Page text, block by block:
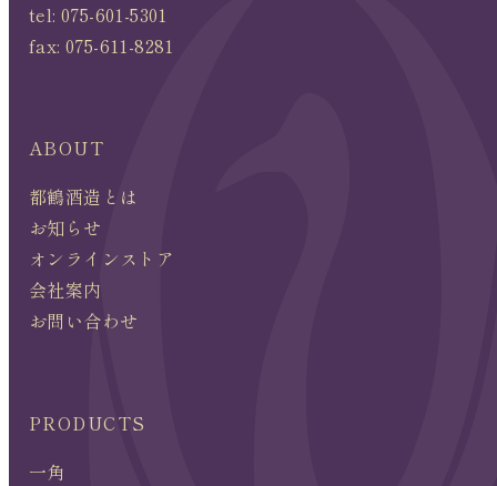
tel: 075-601-5301
fax: 075-611-8281
ABOUT
都鶴酒造とは
お知らせ
オンラインストア
会社案内
お問い合わせ
PRODUCTS
一角